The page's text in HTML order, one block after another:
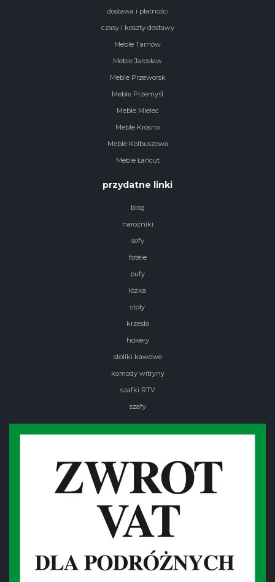
dostawa i płatności
czasy i koszty dostawy
Meble Tarnów
Meble Jarosław
Meble Przeworsk
Meble Przemyśl
Meble Mielec
Meble Krosno
Meble Kolbuszowa
Meble Łańcut
przydatne linki
blog
narożniki
sofy
fotele
pufy
łóżka
stoły
krzesła
hokery
stoliki kawowe
komody witryny
szafki RTV
szafy